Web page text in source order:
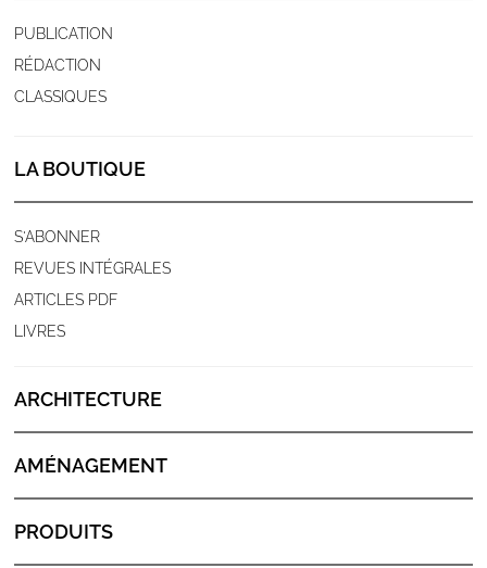
PUBLICATION
RÉDACTION
CLASSIQUES
LA BOUTIQUE
S'ABONNER
REVUES INTÉGRALES
ARTICLES PDF
LIVRES
ARCHITECTURE
AMÉNAGEMENT
PRODUITS